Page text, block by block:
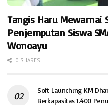
Tangis Haru Mewarnai
Penjemputan Siswa
Wonoayu
0 SHARES
Soft Launching KM
Berkapasitas 1.400